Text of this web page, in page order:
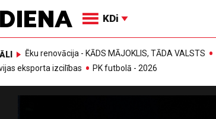
KDi
Ēku renovācija - KĀDS MĀJOKLIS, TĀDA VALSTS
eksporta izcilības
PK futbolā - 2026